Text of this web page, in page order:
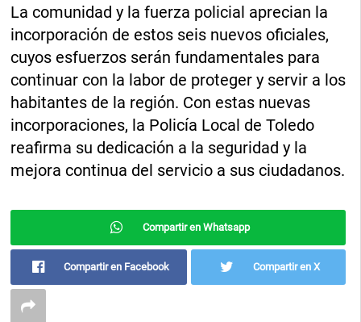
La comunidad y la fuerza policial aprecian la
incorporación de estos seis nuevos oficiales,
cuyos esfuerzos serán fundamentales para
continuar con la labor de proteger y servir a los
habitantes de la región. Con estas nuevas
incorporaciones, la Policía Local de Toledo
reafirma su dedicación a la seguridad y la
mejora continua del servicio a sus ciudadanos.
Compartir en Whatsapp
Compartir en Facebook Compartir en X